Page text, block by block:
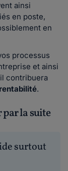
ainsi
en poste,
en
processus
et ainsi
contribuera
rentabilité.
la suite
surtout